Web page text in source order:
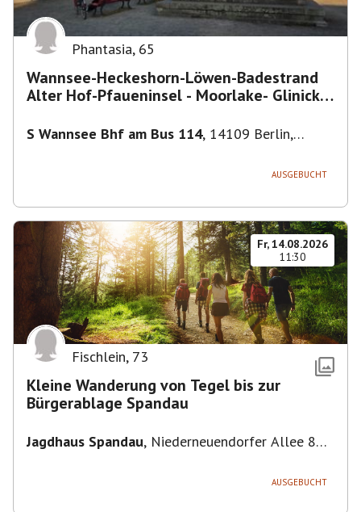
Phantasia, 65
Wannsee-Heckeshorn-Löwen-Badestrand
Alter Hof-Pfaueninsel - Moorlake- Glinicker
S Wannsee Bhf am Bus 114, 14109 Berlin,
AUSGEBUCHT
Fr, 14.08.2026
11:30
Fischlein, 73
Kleine Wanderung von Tegel bis zur
Bürgerablage Spandau
Jagdhaus Spandau, Niederneuendorfer Allee 80,
AUSGEBUCHT